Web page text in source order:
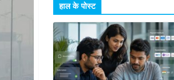
हाल के पोस्ट